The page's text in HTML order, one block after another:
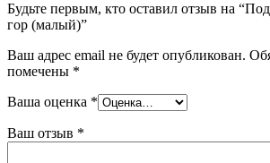
Будьте первым, кто оставил отзыв на
гор (малый)”
Ваш адрес email не будет опубликован.
помечены *
Ваша оценка *
Ваш отзыв *